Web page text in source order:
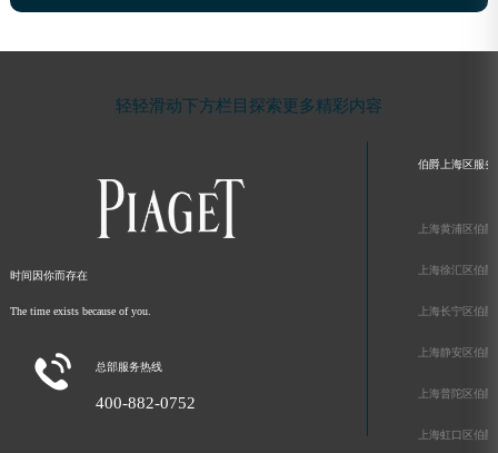
轻轻滑动下方栏目探索更多精彩内容
时间因你而存在
The time exists because of you.
 总部服务热线
400-882-0752
伯爵上海区服务
上海黄浦区伯
上海徐汇区伯
上海长宁区伯
上海静安区伯
上海普陀区伯
上海虹口区伯